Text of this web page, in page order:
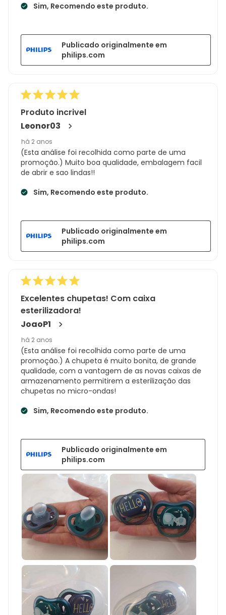
Sim, Recomendo este produto.
Publicado originalmente em
philips.com
Produto incrivel
Leonor03
há 2 anos
(Esta análise foi recolhida como parte de uma
promoção.) Muito boa qualidade, embalagem facil
de abrir e sao lindas!!
Sim, Recomendo este produto.
Publicado originalmente em
philips.com
Excelentes chupetas! Com caixa
esterilizadora!
JoaoP1
há 2 anos
(Esta análise foi recolhida como parte de uma
promoção.) A chupeta é muito bonita, de grande
qualidade, com a vantagem de as novas caixas de
armazenamento permitirem a esterilização das
chupetas no micro-ondas!
Sim, Recomendo este produto.
Publicado originalmente em
philips.com